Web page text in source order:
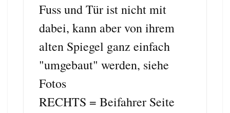
Fuss und Tür ist nicht mit
dabei, kann aber von ihrem
alten Spiegel ganz einfach
"umgebaut" werden, siehe
Fotos
RECHTS = Beifahrer Seite